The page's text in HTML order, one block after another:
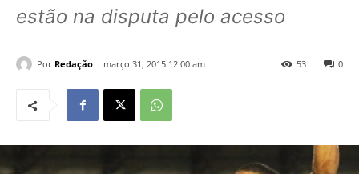
estão na disputa pelo acesso
Por Redação março 31, 2015 12:00 am 0
53